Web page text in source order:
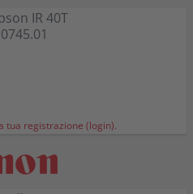
IR 40T
tua registrazione (login).